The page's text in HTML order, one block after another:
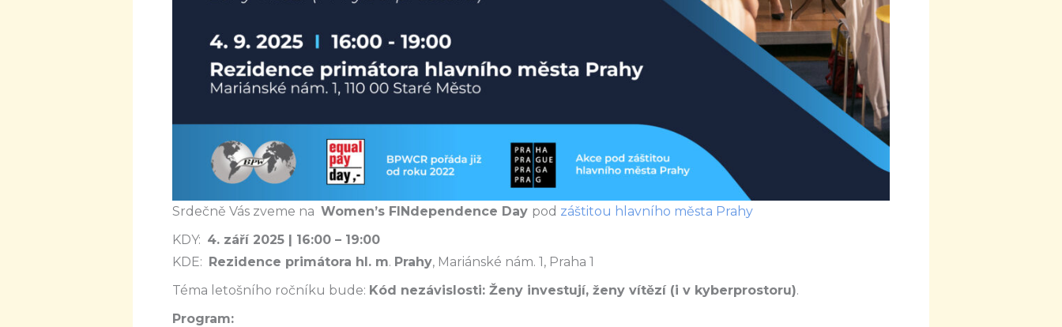
Srdečně Vás zveme na Women’s FINdependence Day pod záštitou hlavního města Prahy
KDY: 4. září 2025 | 16:00 – 19:00
KDE: Rezidence primátora hl. m. Prahy, Mariánské nám. 1, Praha 1
Téma letošního ročníku bude: Kód nezávislosti: Ženy investují, ženy vítězí (i v kyberprostoru).
Program: